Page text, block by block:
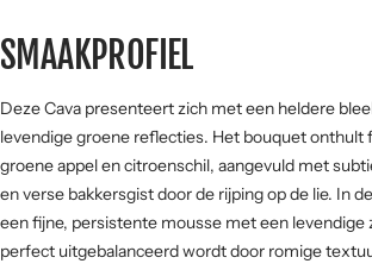
Tannine
Hout
SMAAKPROFIEL
Deze Cava presenteert zich met een heldere
levendige groene reflecties. Het bouquet onthult
groene appel en citroenschil, aangevuld met
en verse bakkersgist door de rijping op de lie. In
een fijne, persistente mousse met een levendige
perfect uitgebalanceerd wordt door romige